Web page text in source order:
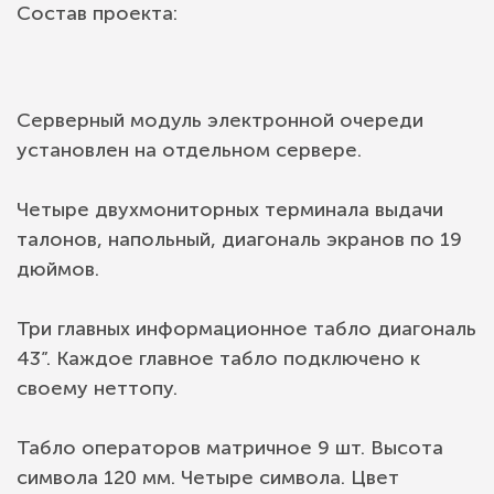
Состав проекта:
Серверный модуль электронной очереди
установлен на отдельном сервере.
Четыре двухмониторных терминала выдачи
талонов, напольный, диагональ экранов по 19
дюймов.
Три главных информационное табло диагональ
43”. Каждое главное табло подключено к
своему неттопу.
Табло операторов матричное 9 шт. Высота
символа 120 мм. Четыре символа. Цвет